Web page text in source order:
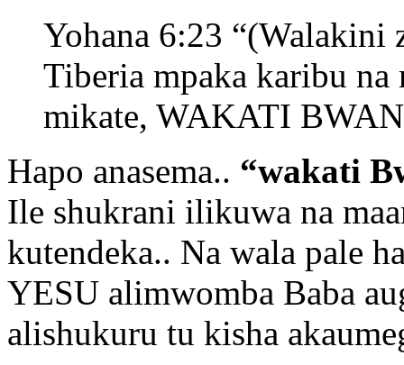
Yohana 6:23 “(Walakini
Tiberia mpaka karibu
mikate, WAKATI
Hapo anasema.. “wakati
Ile shukrani ilikuwa na
kutendeka.. Na wala pale
YESU alimwomba Baba
alishukuru tu kisha